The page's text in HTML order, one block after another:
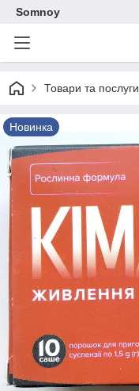
Somnoy
Товари та послуги
Новинка